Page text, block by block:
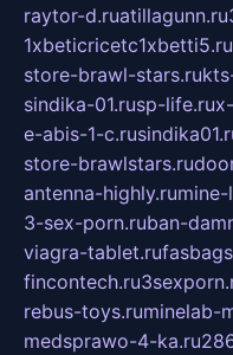
raytor-d.ruatillagunn.ru
1xbeticricetc1xbetti5.ru
store-brawl-stars.ru
sindika-01.rusp-life.ru
e-abis-1-c.ru
store-brawlstars.ru
antenna-highly.ru
3-sex-porn.ruban-
viagra-tablet.ru
fincontech.ru
rebus-toys.ruminelab-
medsprawo-4-ka.ru